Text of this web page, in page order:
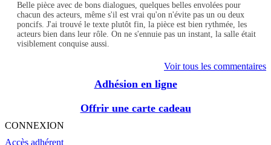
Belle pièce avec de bons dialogues, quelques belles envolées pour
chacun des acteurs, même s'il est vrai qu'on n'évite pas un ou deux
poncifs. J'ai trouvé le texte plutôt fin, la pièce est bien rythmée, les
acteurs bien dans leur rôle. On ne s'ennuie pas un instant, la salle était
visiblement conquise aussi.
Voir tous les commentaires
Adhésion en ligne
Offrir une carte cadeau
CONNEXION
Accès adhérent